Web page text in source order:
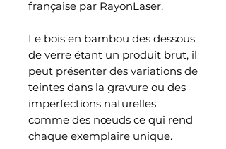
française par RayonLaser.
Le bois en bambou des dessous
de verre étant un produit brut, il
peut présenter des variations de
teintes dans la gravure ou des
imperfections naturelles
comme des nœuds ce qui rend
chaque exemplaire unique.